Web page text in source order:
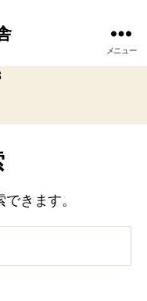
メニュー
きます。